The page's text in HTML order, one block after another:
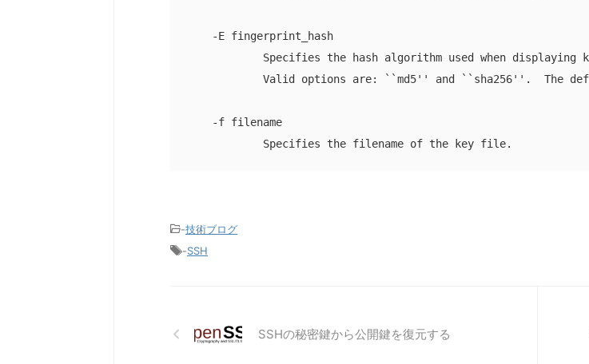
    -E fingerprint_hash
Specifies the hash algorithm used when displaying
Valid options are: ``md5'' and ``sha256''.  The
    -f filename
            Specifies the filename of the key file.
-技術ブログ
-SSH
SSHの秘密鍵から公開鍵を復元する